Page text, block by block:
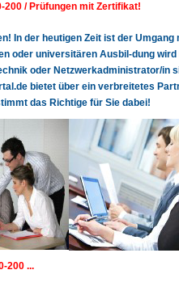
200 / Prüfungen mit Zertifikat!
In der heutigen Zeit ist der Umgang
oder universitären Ausbil-dung wird
oder Netzwerkadministrator/in
bietet über ein verbreitetes
das Richtige für Sie dabei!
200 ...